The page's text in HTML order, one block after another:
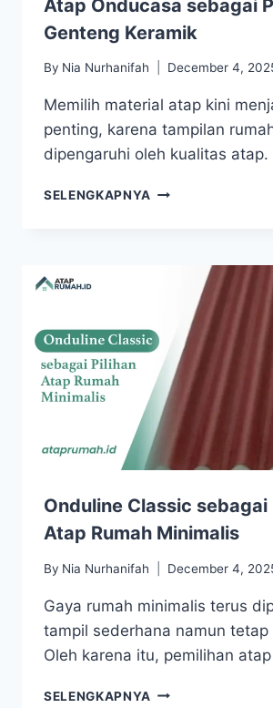
Atap Onducasa sebagai
Genteng Keramik
By Nia Nurhanifah December 4,
Memilih material atap kini
penting, karena tampilan
dipengaruhi oleh kualitas
SELENGKAPNYA
Onduline Classic sebagai
Atap Rumah Minimalis
By Nia Nurhanifah December 4,
Gaya rumah minimalis terus
tampil sederhana namun tetap
Oleh karena itu, pemilihan
SELENGKAPNYA